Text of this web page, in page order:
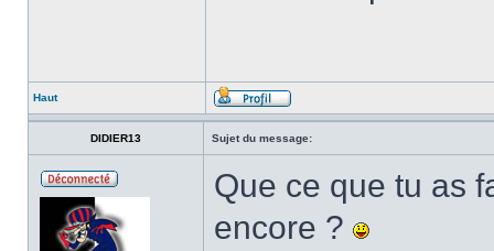
Haut
DIDIER13 Sujet du message:
Que ce que tu as
encore ?